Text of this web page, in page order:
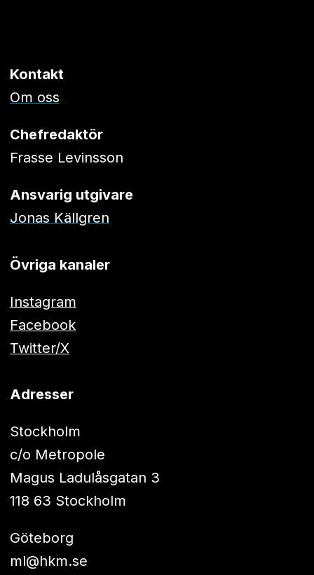
Kontakt
Om oss
Chefredaktör
Frasse Levinsson
Ansvarig utgivare
Jonas Källgren
Övriga kanaler
Instagram
Facebook
Twitter/X
Adresser
Stockholm
c/o Metropole
Magus Ladulåsgatan 3
118 63 Stockholm
Göteborg
ml@hkm.se